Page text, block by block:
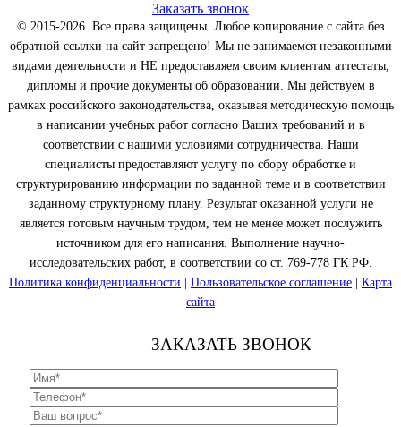
Заказать звонок
© 2015-2026. Все права защищены. Любое копирование с сайта без
обратной ссылки на сайт запрещено! Мы не занимаемся незаконными
видами деятельности и НЕ предоставляем своим клиентам аттестаты,
дипломы и прочие документы об образовании. Мы действуем в
рамках российского законодательства, оказывая методическую помощь
в написании учебных работ согласно Ваших требований и в
соответствии с нашими условиями сотрудничества. Наши
специалисты предоставляют услугу по сбору обработке и
структурированию информации по заданной теме и в соответствии
заданному структурному плану. Результат оказанной услуги не
является готовым научным трудом, тем не менее может послужить
источником для его написания. Выполнение научно-
исследовательских работ, в соответствии со ст. 769-778 ГК РФ.
Политика конфиденциальности
Пользовательское соглашение
Карта
сайта
ЗАКАЗАТЬ ЗВОНОК